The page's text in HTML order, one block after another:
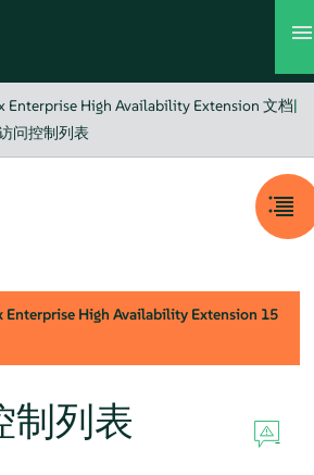
Enterprise High Availability Extension 文档|
问控制列表
Enterprise High Availability Extension 15
制列表